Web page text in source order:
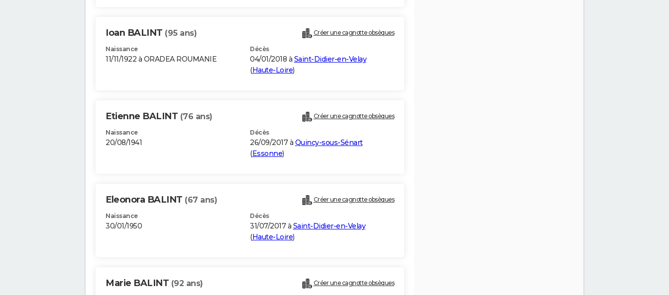
Ioan BALINT (95 ans) Créer une cagnotte obsèques
Naissance
11/11/1922 à ORADEA ROUMANIE
Décès
04/01/2018 à Saint-Didier-en-Velay
(Haute-Loire)
Etienne BALINT (76 ans) Créer une cagnotte obsèques
Naissance
20/08/1941
Décès
26/09/2017 à Quincy-sous-Sénart
(Essonne)
Eleonora BALINT (67 ans) Créer une cagnotte obsèques
Naissance
30/01/1950
Décès
31/07/2017 à Saint-Didier-en-Velay
(Haute-Loire)
Marie BALINT (92 ans) Créer une cagnotte obsèques